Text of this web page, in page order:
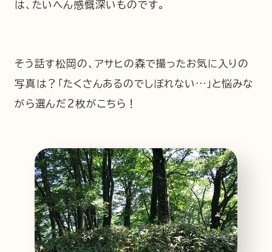
は、たいへん感慨深いものです。
そう話す松岡の、アサヒの森で撮ったお気に入りの
写真は？「たくさんあるのでしぼれない…」と悩みな
がら選んだ2枚がこちら！